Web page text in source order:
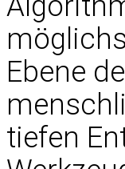
Ebene
tiefen